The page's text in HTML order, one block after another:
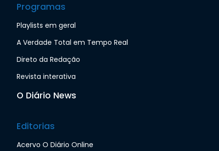
Programas
Playlists em geral
A Verdade Total em Tempo Real
Direto da Redação
Revista interativa
O Diário News
Editorias
Acervo O Diário Online